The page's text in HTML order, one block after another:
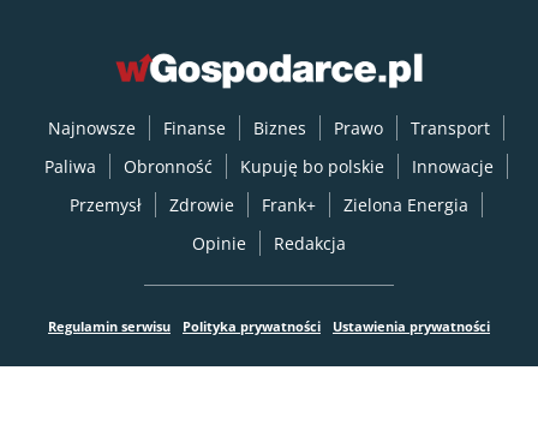
Najnowsze Finanse Biznes Prawo
Transport
Paliwa
Obronność Kupuję bo polskie
Innowacje
Przemysł
Zdrowie Frank+
Zielona Energia
Opinie
Redakcja
Regulamin serwisu Polityka prywatności Ustawienia prywatności